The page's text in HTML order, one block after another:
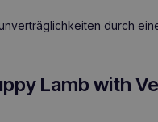
durch
Lamb with